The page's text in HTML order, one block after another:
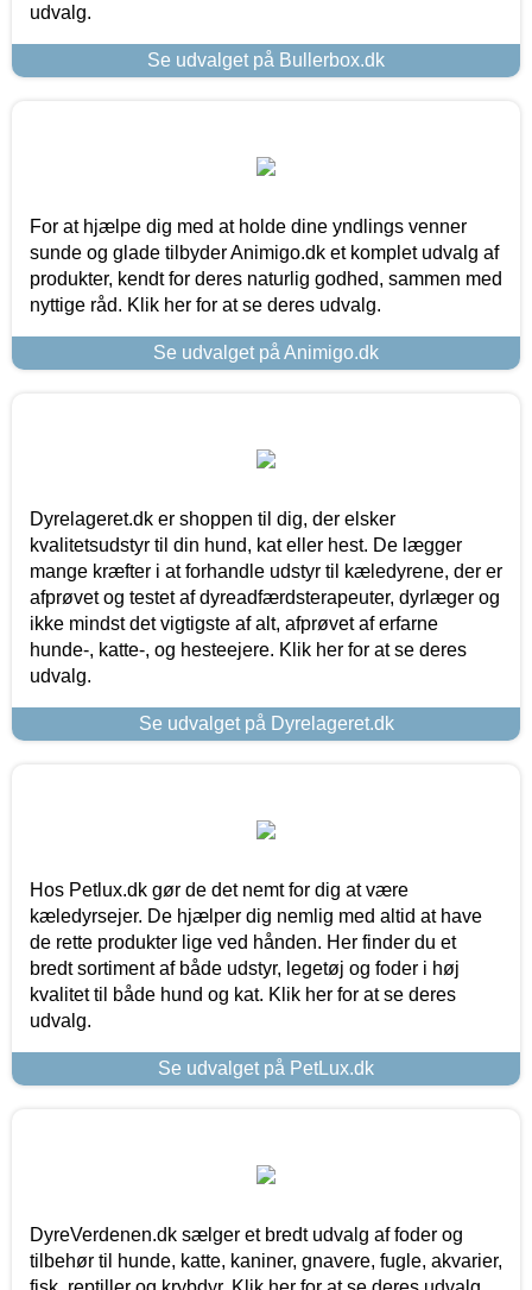
udvalg.
Se udvalget på Bullerbox.dk
For at hjælpe dig med at holde dine yndlings venner
sunde og glade tilbyder Animigo.dk et komplet udvalg af
produkter, kendt for deres naturlig godhed, sammen med
nyttige råd. Klik her for at se deres udvalg.
Se udvalget på Animigo.dk
Dyrelageret.dk er shoppen til dig, der elsker
kvalitetsudstyr til din hund, kat eller hest. De lægger
mange kræfter i at forhandle udstyr til kæledyrene, der er
afprøvet og testet af dyreadfærdsterapeuter, dyrlæger og
ikke mindst det vigtigste af alt, afprøvet af erfarne
hunde-, katte-, og hesteejere. Klik her for at se deres
udvalg.
Se udvalget på Dyrelageret.dk
Hos Petlux.dk gør de det nemt for dig at være
kæledyrsejer. De hjælper dig nemlig med altid at have
de rette produkter lige ved hånden. Her finder du et
bredt sortiment af både udstyr, legetøj og foder i høj
kvalitet til både hund og kat. Klik her for at se deres
udvalg.
Se udvalget på PetLux.dk
DyreVerdenen.dk sælger et bredt udvalg af foder og
tilbehør til hunde, katte, kaniner, gnavere, fugle, akvarier,